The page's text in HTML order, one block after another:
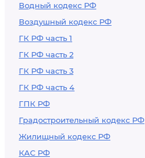
Водный кодекс РФ
Воздушный кодекс РФ
ГК РФ часть 1
ГК РФ часть 2
ГК РФ часть 3
ГК РФ часть 4
ГПК РФ
Градостроительный кодекс РФ
Жилищный кодекс РФ
КАС РФ